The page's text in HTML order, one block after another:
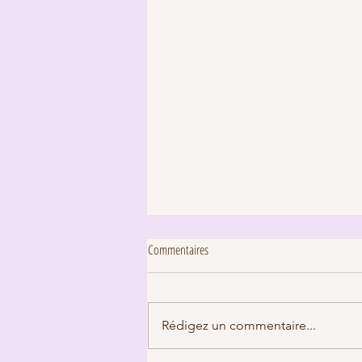
Episode 43: L'Ecole militaire
Commentaires
Rédigez un commentaire...